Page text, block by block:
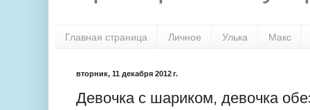
Главная страница Личное Улька Макс
вторник, 11 декабря 2012 г.
Девочка с шариком, девочка